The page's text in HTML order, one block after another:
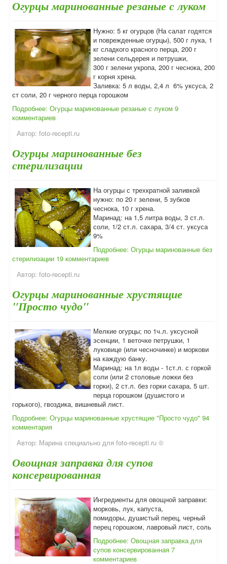
Огурцы маринованные резаные с луком
Нужно: 5 кг огурцов (На салат годятся
и поврежденные огурцы), 500 г лука, 1
кг сладкого красного перца, 200 г
зелени сельдерея и петрушки,
300 г зелени укропа, 200 г чеснока, 200
г корня хрена.
Заливка: 5 л воды, 2,4 л 6% уксуса, 2
ст соли, 20 г черного перца горошком
Подробнее: Огурцы маринованные резаные с луком 9
комментариев
Автор: foto-recepti.ru
Огурцы маринованные без
стерилизации
На огурцы с трехкратной заливкой
нужно: по 20 г зелени, 5 зубков
чеснока, 10 г хрена.
Маринад: на 1,5 литра воды, 3 ст.л.
соли, 1/2 ст.л. сахара, 3/4 ст. уксуса
9%
Подробнее: Огурцы маринованные без
стерилизации 19 комментариев
Автор: foto-recepti.ru
Огурцы маринованные хрустящие
"Просто чудо"
Мелкие огурцы; по 1ч.л. уксусной
эсенции, 1 веточке петрушки, 1
луковице (или чесночинке) и моркови
на каждую банку.
Маринад: на 1л воды - 1ст.л. с горкой
соли (или 2 столовые ложки без
горки), 2 ст.л. без горки сахара, 5 шт.
перца горошком (душистого и
горького), гвоздика, вишневый лист.
Подробнее: Огурцы маринованные хрустящие "Просто чудо" 94
комментария
Автор: Марина специально для foto-recepti.ru ©
Овощная заправка для супов
консервированная
Ингредиенты для овощной заправки:
морковь, лук, капуста,
помидоры, душистый перец, черный
перец горошком, лавровый лист, соль
Подробнее: Овощная заправка для
супов консервированная 7
комментариев